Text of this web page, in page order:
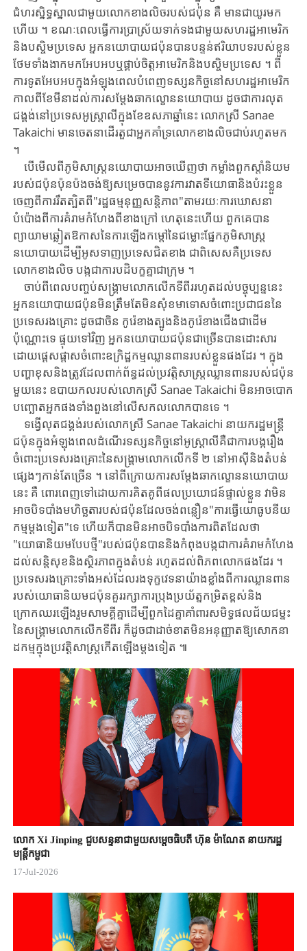
ជំហរ​ស្និទ្ធ​ស្នាល​ជា​មួយ​លោកខាងលិច​របស់​ជប៉ុន ​គឺ ​មាន​ជាយូរមក
ហើយ ​។ ​ខណៈពេល​ធ្វើ​ការប្រាស្រ័យទាក់ទង​ជាមួយ​សហរដ្ឋ​អាមេរិក​
និង​បស្ចិមប្រទេស ​អ្នកនយោបាយជប៉ុន​បាន​បន្ទន់ឥរិយាបទរបស់ខ្លួន ​
ថែម​ទាំង​ងាក​មក​អែប​អប​ឬ​ផ្គាប់ចិត្ត​អា​មេ​រិក​និង​បស្ចិមប្រទេស ​។ ​ពី​
ការទូតអែបអប​ក្នុងអំឡុងពេល​បំពេញ​ទស្សន​កិច្ច​នៅ​សហរដ្ឋអាមេរិក​
កាលពី​ខែមីនា​​ដល់​ការ​សម្តែងឆាកល្ខោន​នយោ​បាយ ​ដូច​ជា​ការ​លុត​
ជង្គង់​នៅ​ប្រទេស​អូស្ត្រាលី​ក្នុង​ខែឧសភា​ឆ្នាំនេះ ​លោកស្រី ​Sanae ​
Takaichi ​មាន​ចេតនា​​ដើរ​តួ​ជាអ្នក​គាំទ្រ​លោកខាងលិច​ជាប់រហូតមក ​
។
បើ​មើល​ពី​ភូមិសាស្ត្រ​នយោបាយ​អាចឃើញថា ​កម្លាំងពួកស្តាំនិយម​
របស់ជប៉ុន​ប៉ុន​ប៉ង​ចង់​ឱ្យ​សម្រេចបាន​នូវ​ការ​វាតទី​យោធា​និង​បំរះខ្លួន​
ចេញ​ពី​ការ​រឹត​ត្បិត​ពី​"រដ្ឋធម្មនុញ្ញ​សន្តិ​ភាព"​តាមរយៈ​ការ​ឃោសនា
បំប៉ោងពីការគំរាមកំហែង​ពី​ខាង​ក្រៅ ​ហេតុនេះហើយ ​ពួកគេ​បាន​
ព្យាយាម​ឆ្លៀតឱកាស​នៃ​ការ​ឡើងកម្តៅ​នៃ​ជម្លោះ​ផ្នែក​ភូមិសាស្ត្រ​
នយោបាយ​ដើម្បី​​អូស​ទាញ​ប្រទេសជិតខាង ​ជាពិសេសគឺ​ប្រទេស
លោកខាងលិច ​បង្ក​ជាការបដិបក្ខគ្នាជាក្រុម ​។
ចាប់ពី​ពេល​បញ្ចប់សង្គ្រាមលោកលើកទីពីរ​រហូត​ដល់​បច្ចុប្បន្ននេះ ​
អ្នកនយោបាយ​ជប៉ុន​មិន​ត្រឹមតែ​មិន​សុំខមាទោស​ចំពោះ​ប្រជាជន​នៃ​
ប្រទេសរងគ្រោះ ​ដូច​ជា​ចិន ​កូរ៉េ​ខាង​ត្បូង​និង​កូរ៉េខាងជើង​ជាដើម​
ប៉ុណ្ណោះទេ ​ផ្ទុយទៅវិញ ​អ្នកនយោបាយ​ជប៉ុនជាច្រើន​បាន​ដោះ​សារ​
ដោយផ្តេសផ្តាស​ចំពោះ​ឧក្រិដ្ឋកម្មឈ្លានពាន​របស់ខ្លួន​ផងដែរ ​។ ​ក្នុង​
បញ្ហា​ខុសនិងត្រូវ​ដែល​ពាក់ព័ន្ធ​ដល់​ប្រវតិ្តសាស្ត្រឈ្លានពាន​របស់ជប៉ុន​
មួយនេះ ​ឧបាយកលរបស់លោកស្រី ​Sa​nae ​Takaichi ​មិនអាចបោក
បញ្ឆោតអ្នកផងទាំងពួង​នៅលើសកលលោកបាន​ទេ ​។
ទង្វើ​លុតជង្គង់​របស់​លោកស្រី ​Sanae ​Takaichi ​នាយក​រដ្ឋមន្ត្រី​
ជប៉ុន​ក្នុងអំឡុងពេល​ដំណើរ​ទស្សនកិច្ច​នៅ​អូស្ត្រាលីគឺជា​ការបង្ករឿង​
ចំពោះ​ប្រទេស​រងគ្រោះ​នៃ​សង្គ្រាមលោក​លើក​ទី ​២ ​នៅអាស៊ី​និង​តំបន់​
ផ្សេងៗ​កាន់តែច្រើន ​។ ​នៅ​ពី​ក្រោយ​ការសម្តែងឆាក​ល្ខោន​នយោ​បាយ​
នេះ ​គឺ ​ពោរពេញទៅដោយការគិតគូពីផលប្រយោជន៍ផ្ទាល់ខ្លួន ​វា​មិន
អាចបិទ​បាំង​មហិច្ឆតា​របស់​ជប៉ុន​ដែល​ចង់​ពន្លឿន​"ការធ្វើយោធូបនីយ
កម្មម្តងទៀត"​ទេ ​ហើយ​ក៏​បាន​មិន​អាច​បិទ​បាំង​ការពិត​ដែលថា ​
"យោធានិយមបែបថ្មី"របស់ជប៉ុន​បាននិងកំពុង​បង្ក​ជា​ការ​គំរាម​កំហែង​​
ដល់​សនិ្តសុខ​និង​ស្ថិរភាព​ក្នុងតំបន់ ​រហូតដល់ពិភពលោកផងដែរ ​។ ​
ប្រទេស​រង​គ្រោះ​ទាំងអស់​ដែល​​រង​ទុក្ខវេទនា​យ៉ាងខ្លាំង​ពី​ការ​​ឈ្លាន​ពាន​
របស់​យោធានិយមជប៉ុន​គួរ​រក្សា​ការប្រុងប្រយ័ត្នកម្រិតខ្ពស់​និង​
ក្រោកឈរឡើង​រួម​សាមគ្គីគ្នា​ដើម្បី​ពួកដៃគ្នាគាំពារ​សមិទ្ធ​ផល​ជ័យជម្នះ​
នៃ​សង្គ្រាមលោកលើកទីពីរ ​ក៏ដូចជា​ដាច់​ខាត​មិនអនុញ្ញាតឱ្យ​សោក​នា​
ដ​កម្ម​ក្នុង​ប្រវត្តិសាស្រ្ត​កើតឡើងម្តងទៀត ​៕​
លោក Xi Jinping ជួបសន្ទនាជាមួយសម្តេចធិបតី ហ៊ុន ម៉ាណែត នាយករដ្ឋ
មន្ត្រីកម្ពុជា
17-Jul-2026